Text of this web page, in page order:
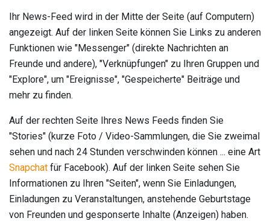
Ihr News-Feed wird in der Mitte der Seite (auf Computern)
angezeigt. Auf der linken Seite können Sie Links zu anderen
Funktionen wie "Messenger" (direkte Nachrichten an
Freunde und andere), "Verknüpfungen" zu Ihren Gruppen und
"Explore", um "Ereignisse", "Gespeicherte" Beiträge und
mehr zu finden.
Auf der rechten Seite Ihres News Feeds finden Sie
"Stories" (kurze Foto / Video-Sammlungen, die Sie zweimal
sehen und nach 24 Stunden verschwinden können ... eine Art
Snapchat für Facebook). Auf der linken Seite sehen Sie
Informationen zu Ihren "Seiten", wenn Sie Einladungen,
Einladungen zu Veranstaltungen, anstehende Geburtstage
von Freunden und gesponserte Inhalte (Anzeigen) haben.